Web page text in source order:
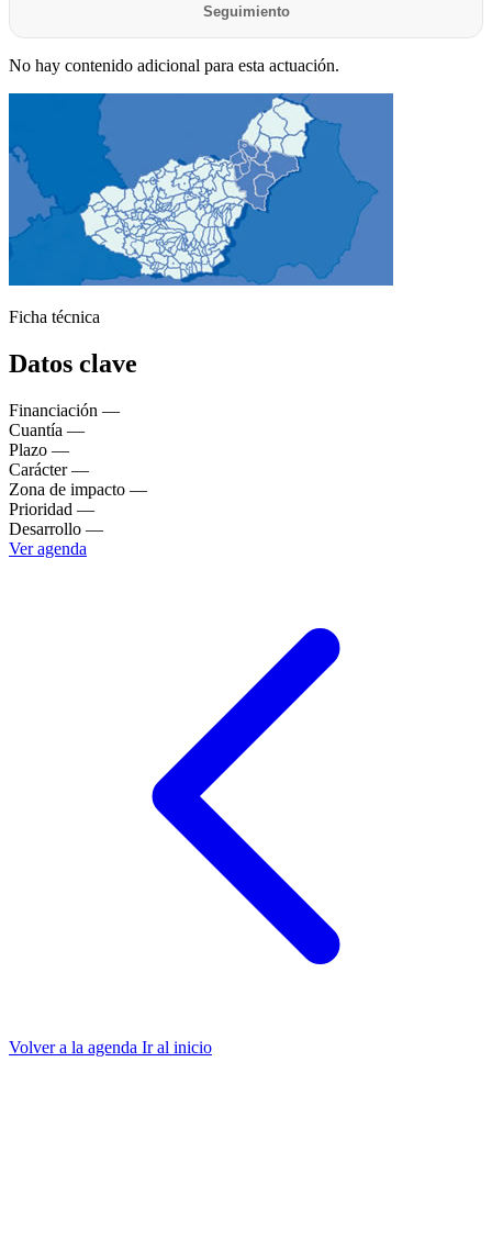
Seguimiento
No hay contenido adicional para esta actuación.
Ficha técnica
Datos clave
Financiación —
Cuantía —
Plazo —
Carácter —
Zona de impacto —
Prioridad —
Desarrollo —
Ver agenda
Volver a la agenda Ir al inicio